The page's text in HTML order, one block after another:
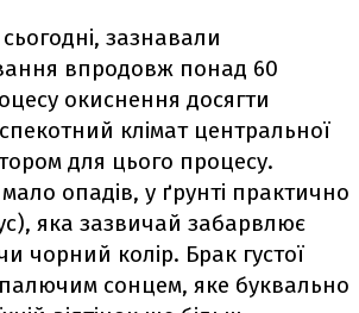
зазнавали
впродовж понад 60
окиснення досягти
клімат центральної
для цього процесу.
опадів, у ґрунті практично
яка зазвичай забарвлює
чорний колір. Брак густої
сонцем, яке буквально